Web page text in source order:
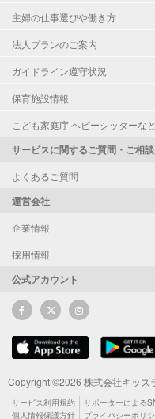
主婦の仕事選びや働き方
法人プランのご案内
ガイドライン遵守状況
保育施設情報
こども家庭庁 ベビーシッターな
サービスに関するご質問・ご相談
よくあるご質問
運営会社
企業情報
採用情報
公式アカウント
Copyright ©2026 株式会社キッズ
サービス利用規約 サポーターによる
個人情報保護方針
プライバシーポリ